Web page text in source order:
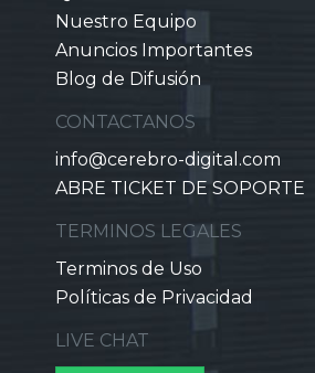
Nuestro Equipo
Anuncios Importantes
Blog de Difusión
CONTACTANOS
info@cerebro-digital.com
ABRE TICKET DE SOPORTE
TERMINOS LEGALES
Terminos de Uso
Políticas de Privacidad
LIVE CHAT